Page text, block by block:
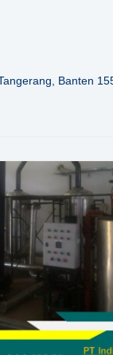
Banten
Details